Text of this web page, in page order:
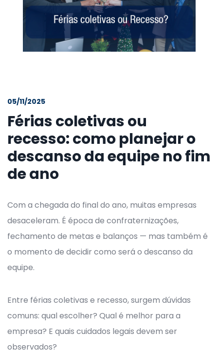
05/11/2025
Férias coletivas ou
recesso: como planejar o
descanso da equipe no fim
de ano
Com a chegada do final do ano, muitas empresas
desaceleram. É época de confraternizações,
fechamento de metas e balanços — mas também é
o momento de decidir como será o descanso da
equipe.
Entre férias coletivas e recesso, surgem dúvidas
comuns: qual escolher? Qual é melhor para a
empresa? E quais cuidados legais devem ser
observados?